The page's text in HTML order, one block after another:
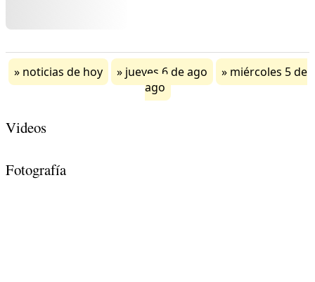
noticias de hoy jueves 6 de ago
miércoles 5 de
ago
Videos
Fotografía